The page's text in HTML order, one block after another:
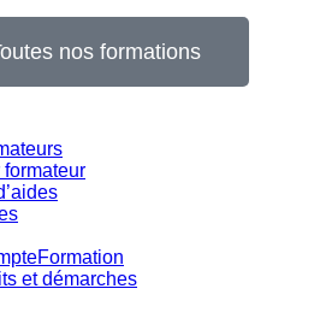
nos formations
formateur
et démarches